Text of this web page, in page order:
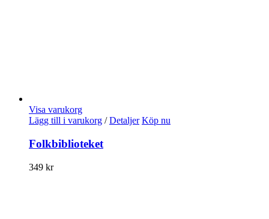
Visa varukorg
Lägg till i varukorg / Detaljer Köp nu
Folkbiblioteket
349 kr